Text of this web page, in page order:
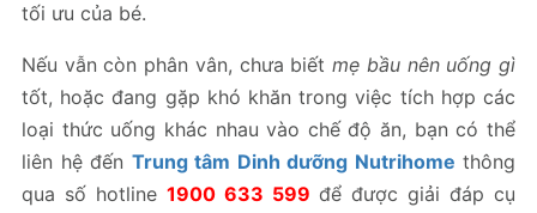
tối ưu của bé.
Nếu vẫn còn phân vân, chưa biếtmẹ bầu nên uống gì
tốt, hoặc đang gặp khó khăn trong việc tích hợp các
loại thức uống khác nhau vào chế độ ăn, bạn có thể
liên hệ đến Trung tâm Dinh dưỡng Nutrihome thông
qua số hotline 1900 633 599 để được giải đáp cụ